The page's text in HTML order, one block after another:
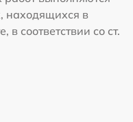
находящихся в
соответствии со ст.